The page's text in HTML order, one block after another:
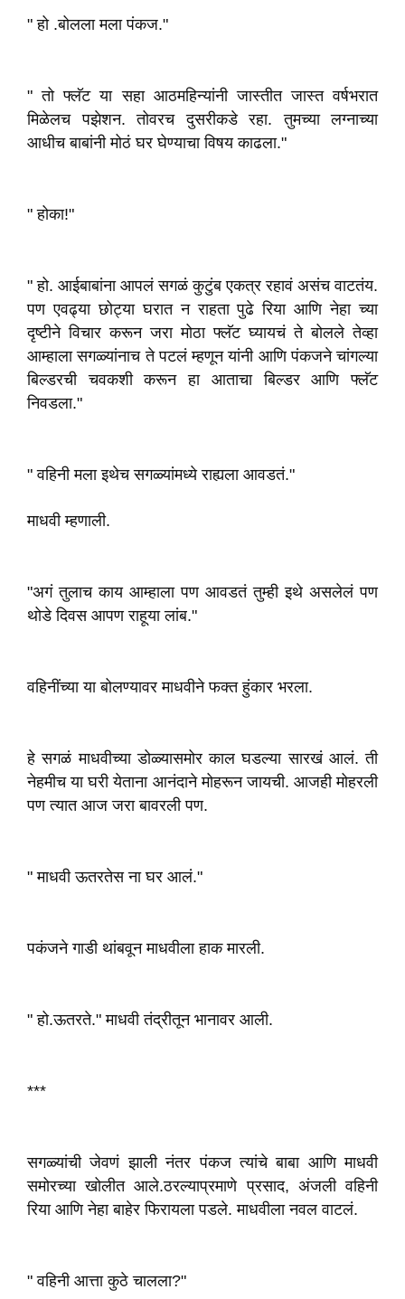
" हो .बोलला मला पंकज."
" तो फ्लॅट या सहा आठमहिन्यांनी जास्तीत जास्त वर्षभरात
मिळेलच पझेशन. तोवरच दुसरीकडे रहा. तुमच्या लग्नाच्या
आधीच बाबांनी मोठं घर घेण्याचा विषय काढला."
" होका!"
" हो. आईबाबांना आपलं सगळं कुटुंब एकत्र रहावं असंच वाटतंय.
पण एवढ्या छोट्या घरात न राहता पुढे रिया आणि नेहा च्या
दृष्टीने विचार करून जरा मोठा फ्लॅट घ्यायचं ते बोलले तेव्हा
आम्हाला सगळ्यांनाच ते पटलं म्हणून यांनी आणि पंकजने चांगल्या
बिल्डरची चवकशी करून हा आताचा बिल्डर आणि फ्लॅट
निवडला."
" वहिनी मला इथेच सगळ्यांमध्ये राह्यला आवडतं."
माधवी म्हणाली.
"अगं तुलाच काय आम्हाला पण आवडतं तुम्ही इथे असलेलं पण
थोडे दिवस आपण राहूया लांब."
वहिनींच्या या बोलण्यावर माधवीने फक्त हुंकार भरला.
हे सगळं माधवीच्या डोळ्यासमोर काल घडल्या सारखं आलं. ती
नेहमीच या घरी येताना आनंदाने मोहरून जायची. आजही मोहरली
पण त्यात आज जरा बावरली पण.
" माधवी ऊतरतेस ना घर आलं."
पकंजने गाडी थांबवून माधवीला हाक मारली.
" हो.ऊतरते." माधवी तंद्रीतून भानावर आली.
***
सगळ्यांची जेवणं झाली नंतर पंकज त्यांचे बाबा आणि माधवी
समोरच्या खोलीत आले.ठरल्याप्रमाणे प्रसाद, अंजली वहिनी
रिया आणि नेहा बाहेर फिरायला पडले. माधवीला नवल वाटलं.
" वहिनी आत्ता कुठे चालला?"